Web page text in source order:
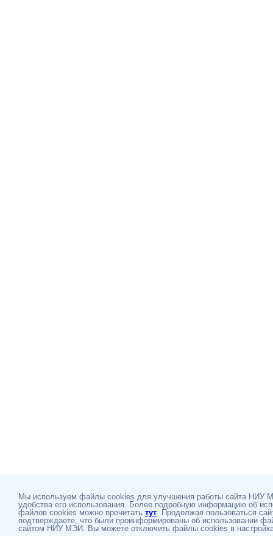
Мы используем файлы cookies для улучшения работы сайта НИУ
удобства его использования. Более подробную информацию об
файлов cookies можно прочитать тут. Продолжая пользоваться
подтверждаете, что были проинформированы об использовании
сайтом НИУ МЭИ. Вы можете отключить файлы cookies в